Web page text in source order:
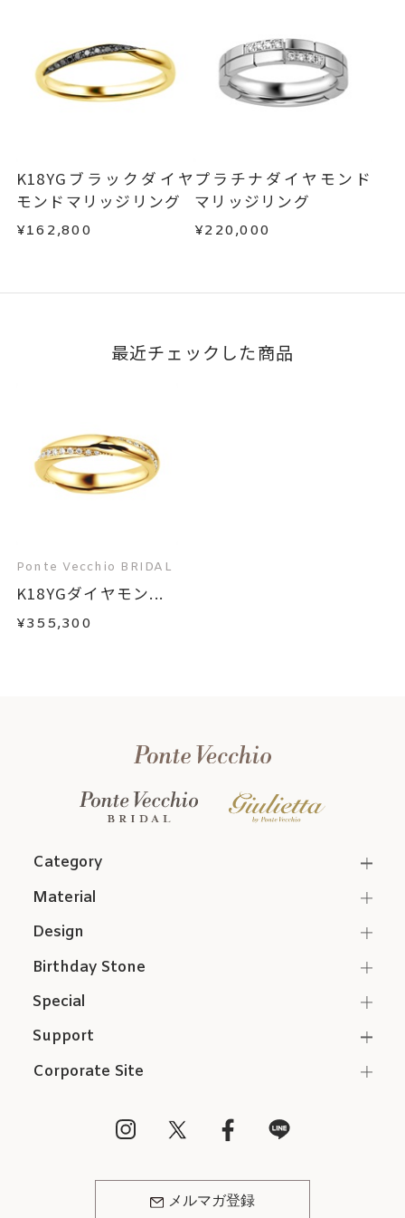
刻印字体
文字タイプA、文字タイプB、文字
タイプCよりお選びいただけま
・過度な交換・返品を繰り返している場合
商品の品質には万全を期しておりますが、万が一
不良品の場合、またはご注文のお品と異なる場合
はお問い合わせフォームよりご連絡ください。
この場合の返送料は弊社にて負担いたしますの
で、着払いにてご返送ください。
詳細はこちら
K18YGブラックダイヤ
モンドマリッジリング
¥162,800
プラチナダイヤモンド
マリッジリング
¥220,000
最近チェックした商品
Ponte Vecchio BRIDAL
K18YGダイヤモン...
¥355,300
Category
Support
Corporate Site
メルマガ登録
Material
Design
Birthday Stone
Special